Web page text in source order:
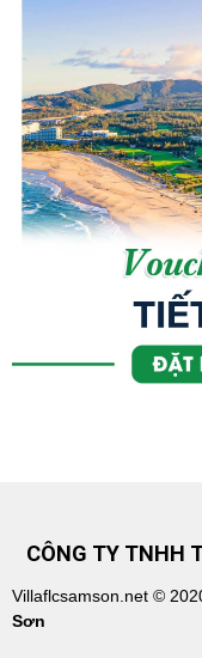
CÔNG TY TNHH
Villaflcsamson.net ©
Sơn